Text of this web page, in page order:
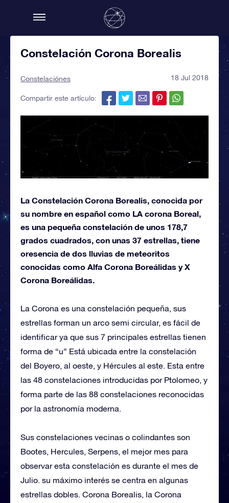
Constelación Corona Borealis
Constelaciónes 18 Jul 2018
Compartir este artículo:
La Constelación Corona Borealis, conocida por
su nombre en español como LA corona Boreal,
es una pequeña constelación de unos 178,7
grados cuadrados, con unas 37 estrellas, tiene
oresencia de dos lluvias de meteoritos
conocidas como Alfa Corona Boreálidas y X
Corona Boreálidas.
La Corona es una constelación pequeña, sus
estrellas forman un arco semi circular, es fácil de
identificar ya que sus 7 principales estrellas tienen
forma de “u” Está ubicada entre la constelación
del Boyero, al oeste, y Hércules al este. Esta entre
las 48 constelaciones introducidas por Ptolomeo, y
forma parte de las 88 constelaciones reconocidas
por la astronomía moderna.
Sus constelaciones vecinas o colindantes son
Bootes, Hercules, Serpens, el mejor mes para
observar esta constelación es durante el mes de
Julio. su máximo interés se centra en algunas
estrellas dobles. Corona Borealis, la Corona